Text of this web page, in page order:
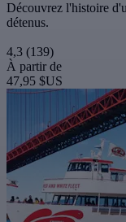
Découvrez l'histoire
détenus.
4,3 (139)
À partir de
47,95 $US